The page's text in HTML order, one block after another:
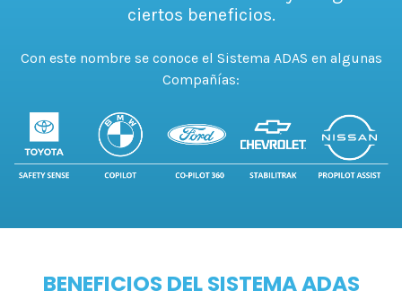
ciertos beneficios.
Con este nombre se conoce el Sistema ADAS en algunas
Compañías:
BENEFICIOS DEL SISTEMA ADAS